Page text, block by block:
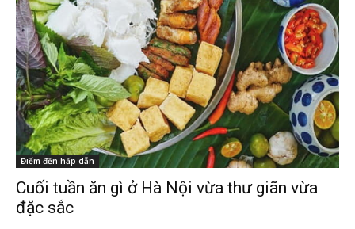
Điểm đến hấp dẫn
Cuối tuần ăn gì ở Hà Nội vừa thư giãn vừa
đặc sắc